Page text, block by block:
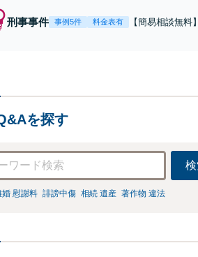
刑事事件 事例5件 料金表有
【簡易相談無料
を探す
婚 慰謝料 誹謗中傷 相続 遺産 著作物 違法